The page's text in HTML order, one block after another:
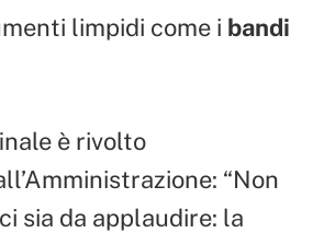
limpidi come i bandi
è rivolto
“Non
sia da applaudire: la